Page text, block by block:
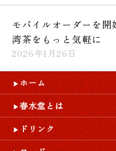
モバイルオーダーを
湾茶をもっと気軽に
2026年1月26日
ホーム
春水堂とは
ドリンク